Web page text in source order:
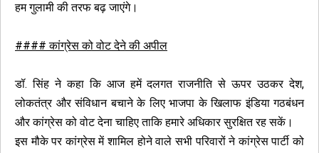
हम गुलामी की तरफ बढ़ जाएंगे।
#### कांग्रेस को वोट देने की अपील
डॉ. सिंह ने कहा कि आज हमें दलगत राजनीति से ऊपर उठकर देश,
लोकतंत्र और संविधान बचाने के लिए भाजपा के खिलाफ इंडिया गठबंधन
और कांग्रेस को वोट देना चाहिए ताकि हमारे अधिकार सुरक्षित रह सकें।
इस मौके पर कांग्रेस में शामिल होने वाले सभी परिवारों ने कांग्रेस पार्टी को